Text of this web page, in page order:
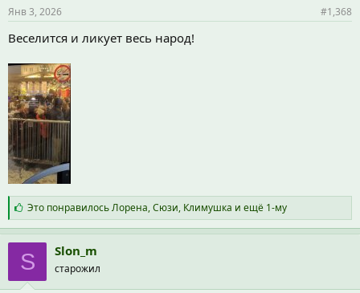
:
Янв 3, 2026 #1,368
Веселится и ликует весь народ!
С
и
м
п
а
т
и
Это понравилосьЛорена,Сюзи, Климушка и ещё 1-му
S Slon_m
старожил